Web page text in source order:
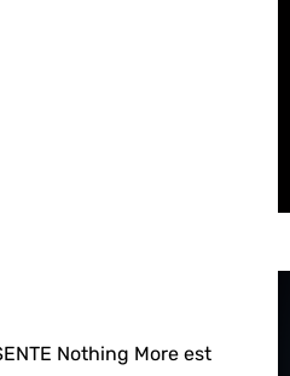
Nothing More est